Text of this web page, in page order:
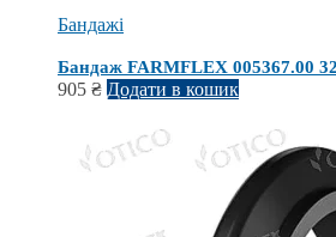
Бандажі
Бандаж FARMFLEX 005367.00
905 ₴ Додати в кошик